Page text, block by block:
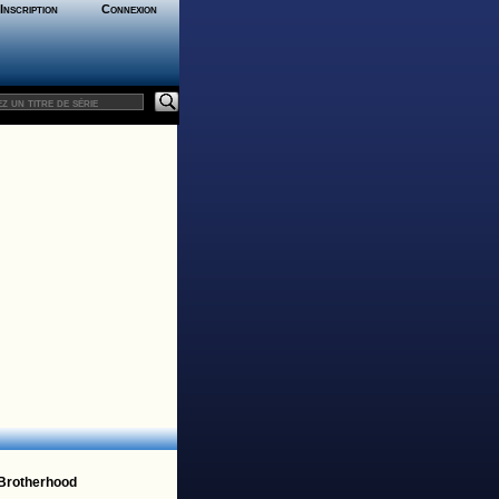
Inscription Connexion